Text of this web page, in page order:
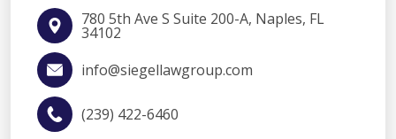
780 5th Ave S Suite 200-A, Naples, FL
34102
info@siegellawgroup.com
(239) 422-6460